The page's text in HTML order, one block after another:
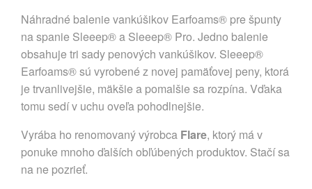
Náhradné balenie vankúšikov Earfoams® pre špunty
na spanie Sleeep® a Sleeep® Pro. Jedno balenie
obsahuje tri sady penových vankúšikov. Sleeep®
Earfoams® sú vyrobené z novej pamäťovej peny, ktorá
je trvanlivejšie, mäkšie a pomalšie sa rozpína. Vďaka
tomu sedí v uchu oveľa pohodlnejšie.
Vyrába ho renomovaný výrobca Flare, ktorý má v
ponuke mnoho ďalších obľúbených produktov. Stačí sa
na ne pozrieť.